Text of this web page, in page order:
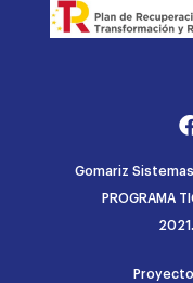
Gomariz
PROGRAMA